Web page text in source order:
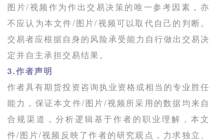
图片/视频作为作出交易决策的唯一参考因素，亦
不应认为本文件/图片/视频可以取代自己的判断。
交易者应根据自身的风险承受能力自行做出交易决
定并自主承担交易结果。
3.作者声明
作者具有期货投资咨询执业资格或相当的专业胜任
能力，保证本文件/图片/视频所采用的数据均来自
合规渠道，分析逻辑基于作者的职业理解，本文
件/图片/视频反映了作者的研究观点，力求独立、